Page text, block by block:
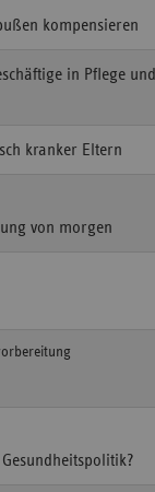
kompensieren
in Pflege und
kranker Eltern
von morgen